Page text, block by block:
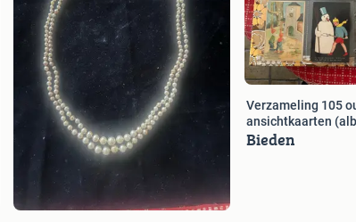
Verzameling 105
ansichtkaarten
koop
Bieden